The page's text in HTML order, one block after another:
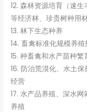
12. 森林资源培育（速
等经济林、珍贵树种用材
13. 林下生态种养
14. 畜禽标准化规模养
15. 种畜禽和水产苗种繁
16. 防治荒漠化、水土
经营
17. 水产品养殖、深水
养殖